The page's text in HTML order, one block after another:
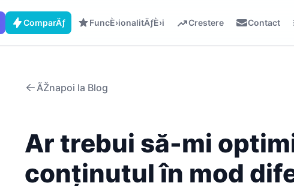
ComparÄƒ FuncÈ›ionalitÄƒÈ›i Crestere Contact
ÃŽnapoi la Blog
Ar trebui să-mi
conținutul în mod